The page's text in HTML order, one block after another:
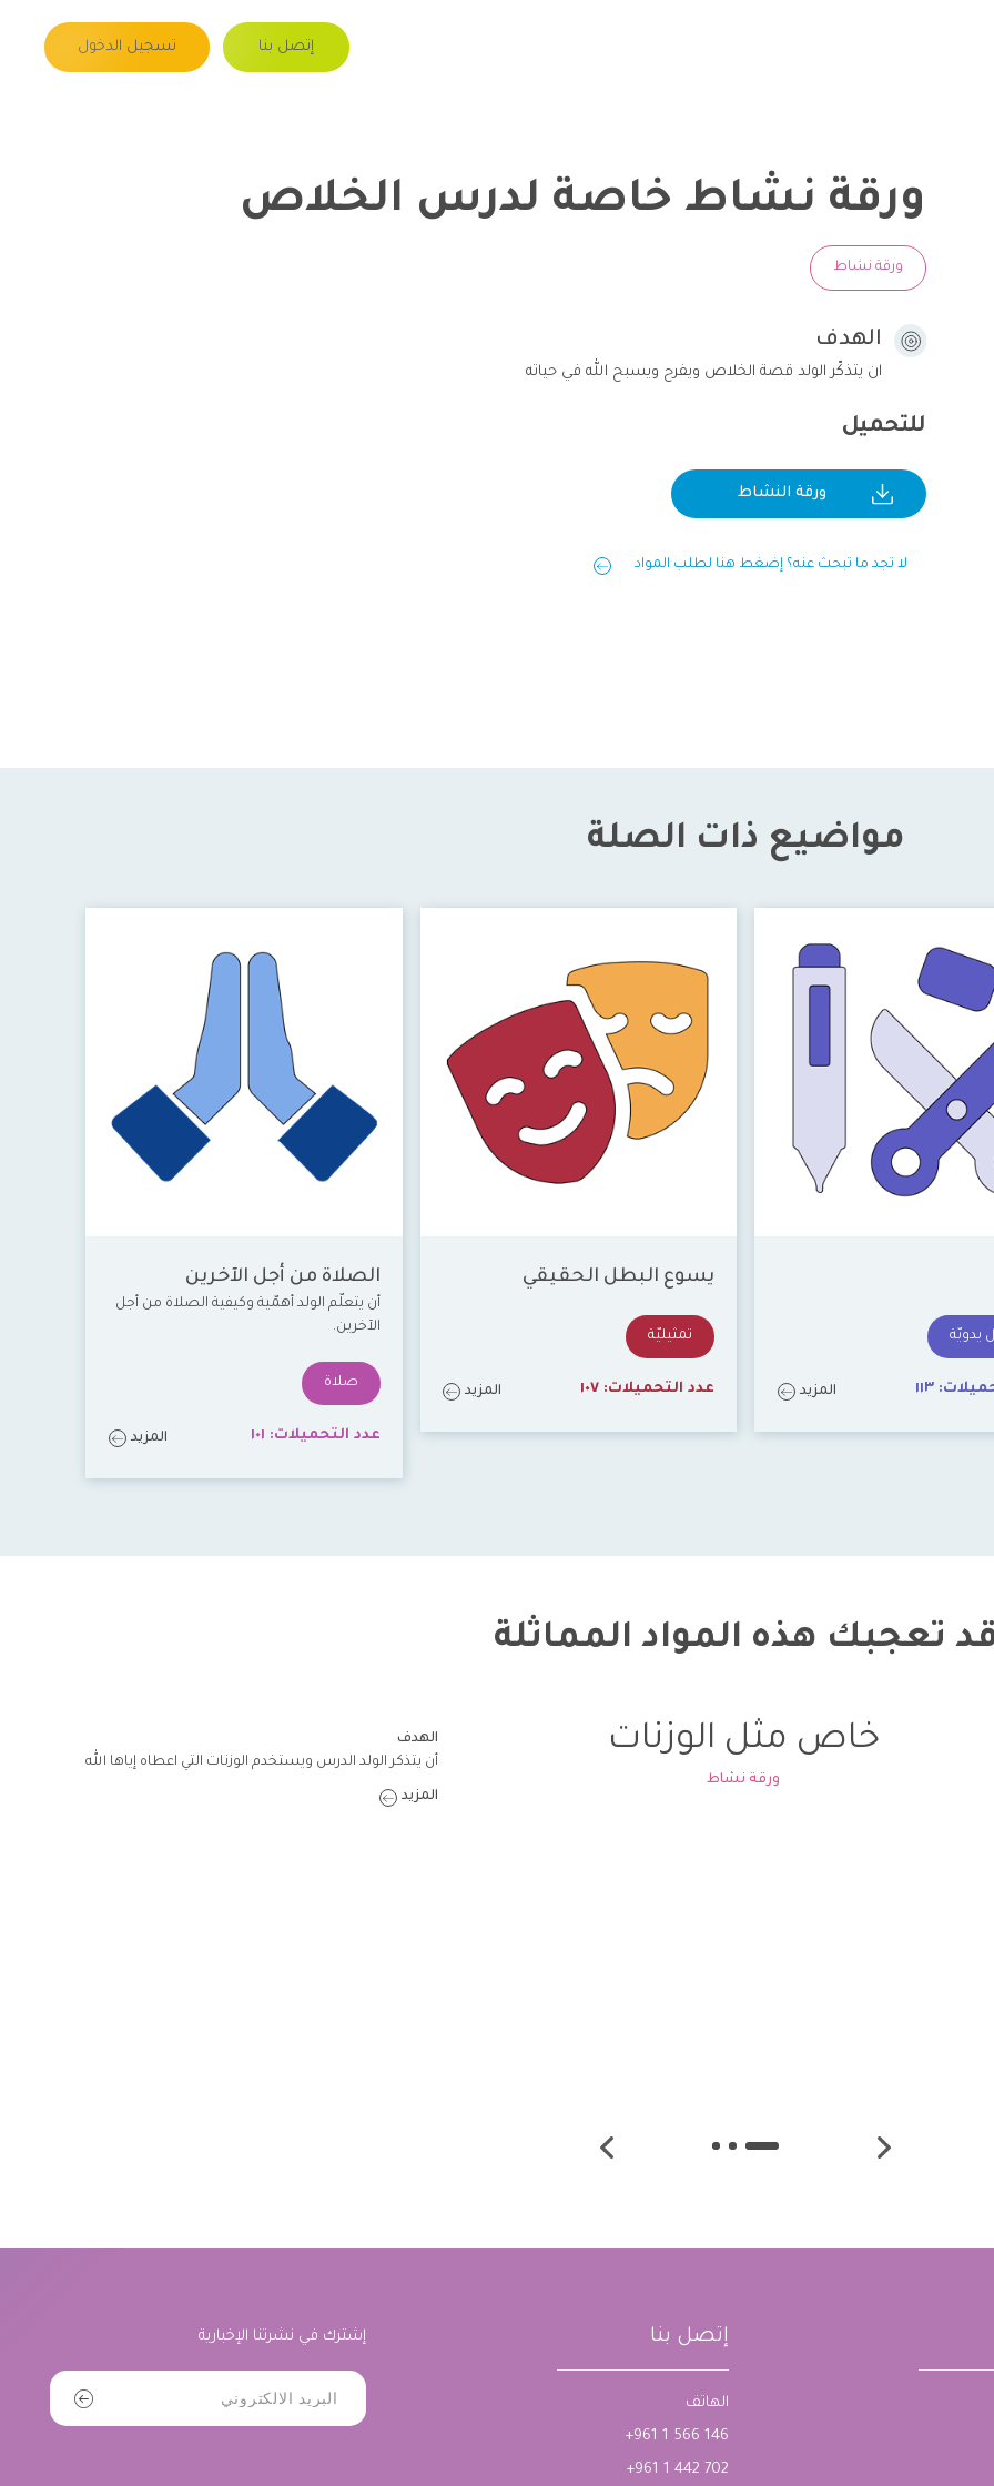
إتصل بنا تسجيل الدخول
ورقة نشاط خاصة لدرس الخلاص
ورقة نشاط
الهدف
ان يتذكّر الولد قصة الخلاص ويفرح ويسبح الله في حياته
للتحميل
ورقة النشاط
لا تجد ما تبحث عنه؟ إضغط هنا لطلب المواد
مواضيع ذات الصلة
يدويّة
١١٣ المزيد
يسوع البطل الحقيقي
تمثيليّة
عدد التحميلات: ١٠٧ المزيد
الصلاة من أجل الآخرين
أن يتعلّم الولد أهمّية وكيفية الصلاة من أجل
الآخرين.
صلاة
عدد التحميلات: ١٠١ المزيد
تعجبك هذه المواد المماثلة
خاص مثل الوزنات
ورقة نشاط
الهدف
أن يتذكر الولد الدرس ويستخدم الوزنات التي اعطاه إياها الله
المزيد
إشترك في نشرتنا الإخبارية إتصل بنا
الهاتف
+961 1 566 146
+961 1 442 702